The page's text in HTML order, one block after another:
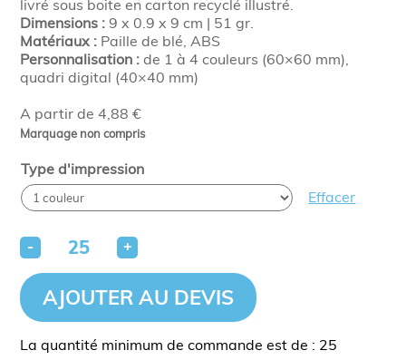
A partir de 4,88 €
Marquage non compris
livré sous boite en carton recyclé illustré.
Dimensions : 9 x 0.9 x 9 cm | 51 gr.
Matériaux : Paille de blé, ABS
Personnalisation : de 1 à 4 couleurs (60×60 mm),
quadri digital (40×40 mm)
Type d'impression
Effacer
- +
AJOUTER AU DEVIS
La quantité minimum de commande est de : 25